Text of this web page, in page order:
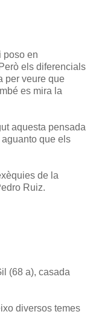
poso en
els diferencials
per veure que
es mira la
aquesta pensada
aguanto que els
de la
Ruiz.
(68 a), casada
diversos temes